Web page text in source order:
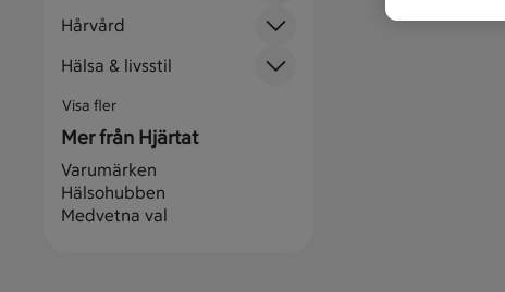
Hårvård
Hälsa & livsstil
Visa fler
Mer från Hjärtat
Varumärken
Hälsohubben
Medvetna val